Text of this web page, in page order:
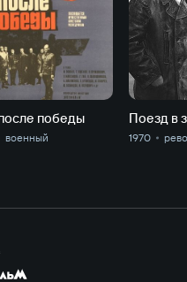
победы
военный 1970